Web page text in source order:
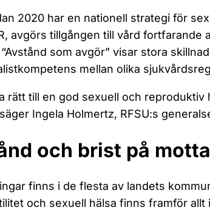
2020 har en nationell strategi för
avgörs tillgången till vård fortfarande
som avgör” visar stora
mellan olika
rätt till en god sexuell och reproduktiv
Ingela Holmertz, RFSU:s
och brist på
finns i de flesta av landets
och sexuell hälsa finns framför